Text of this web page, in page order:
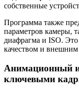
собственные
Программа также
параметров камеры,
диафрагма и ISO.
качеством и
Анимационный
ключевыми